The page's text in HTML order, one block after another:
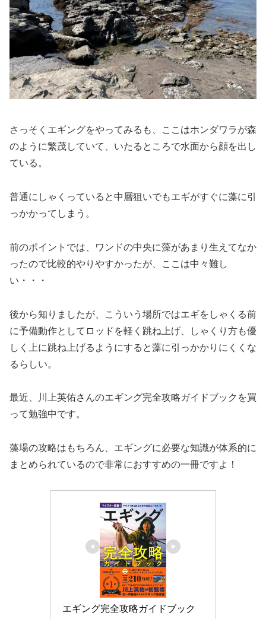
さっそくエギングをやってみるも、ここはホンダワラが森
のように繁茂していて、いたるところで水面から顔を出し
ている。
普通にしゃくっていると中層狙いでもエギがすぐに藻に引
っかかってしまう。
前のポイントでは、ワンドの中央に藻があまり生えてなか
ったので比較的やりやすかったが、ここは中々難し
い・・・
後から知りましたが、こういう場所ではエギをしゃくる前
に予備動作としてロッドを軽く跳ね上げ、しゃくり方も優
しく上に跳ね上げるようにすると藻に引っかかりにくくな
るらしい。
最近、川上英佑さんのエギング完全攻略ガイドブックを買
って勉強中です。
藻場の攻略はもちろん、エギングに必要な知識が体系的に
まとめられているので非常におすすめの一冊ですよ！
エギング完全攻略ガイドブック